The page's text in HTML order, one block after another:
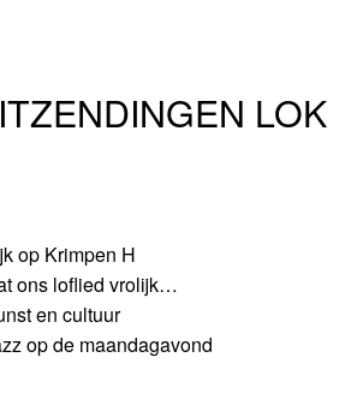
LOK
op Krimpen H
ons loflied vrolijk…
en cultuur
op de maandagavond